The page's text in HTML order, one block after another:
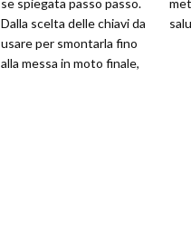
se spiegata passo passo.
Dalla scelta delle chiavi da
usare per smontarla fino
alla messa in moto finale,